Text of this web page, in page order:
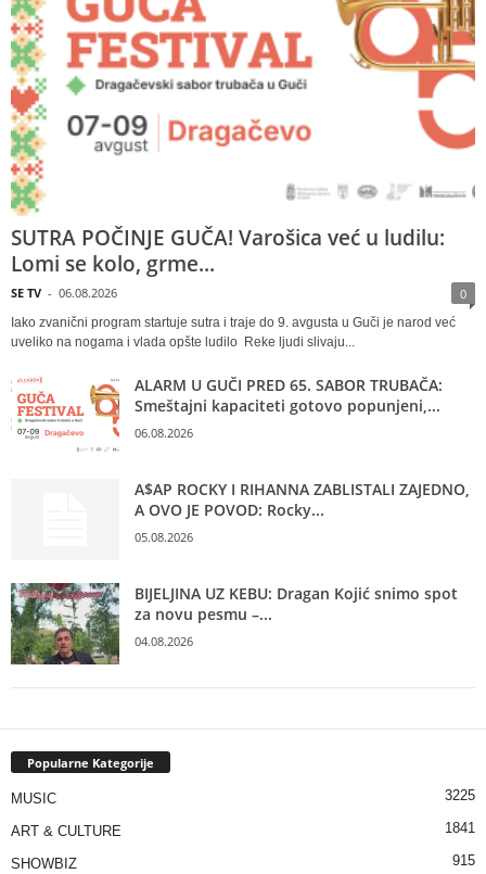
SUTRA POČINJE GUČA! Varošica već u ludilu:
Lomi se kolo, grme...
SE TV - 06.08.2026 0
Iako zvanični program startuje sutra i traje do 9. avgusta u Guči je narod već
uveliko na nogama i vlada opšte ludilo Reke ljudi slivaju...
ALARM U GUČI PRED 65. SABOR TRUBAČA:
Smeštajni kapaciteti gotovo popunjeni,...
06.08.2026
A$AP ROCKY I RIHANNA ZABLISTALI ZAJEDNO,
A OVO JE POVOD: Rocky...
05.08.2026
BIJELJINA UZ KEBU: Dragan Kojić snimo spot
za novu pesmu –...
04.08.2026
Popularne Kategorije
MUSIC 3225
ART & CULTURE 1841
SHOWBIZ 915